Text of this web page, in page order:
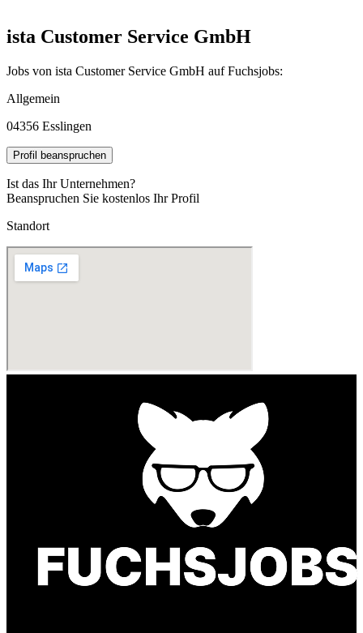
ista Customer Service GmbH
Jobs von ista Customer Service GmbH auf Fuchsjobs:
Allgemein
04356 Esslingen
Profil beanspruchen
Ist das Ihr Unternehmen?
Beanspruchen Sie kostenlos Ihr Profil
Standort